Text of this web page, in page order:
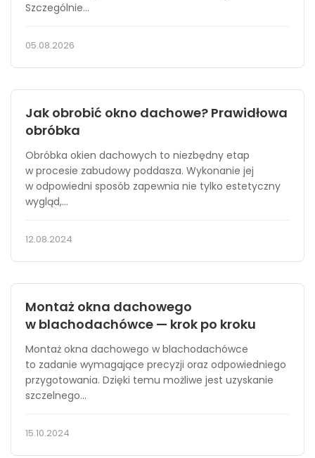
Szczególnie...
05.08.2026
Jak obrobić okno dachowe? Prawidłowa
obróbka
Obróbka okien dachowych to niezbędny etap
w procesie zabudowy poddasza. Wykonanie jej
w odpowiedni sposób zapewnia nie tylko estetyczny
wygląd,...
12.08.2024
Montaż okna dachowego
w blachodachówce — krok po kroku
Montaż okna dachowego w blachodachówce
to zadanie wymagające precyzji oraz odpowiedniego
przygotowania. Dzięki temu możliwe jest uzyskanie
szczelnego...
15.10.2024